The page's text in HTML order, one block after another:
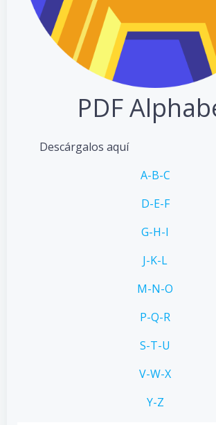
PDF
Descárgalos aquí
A-B-C
D-E-F
G-H-I
J-K-L
M-N-O
P-Q-R
S-T-U
V-W-X
Y-Z